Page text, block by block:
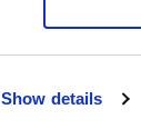
Show details